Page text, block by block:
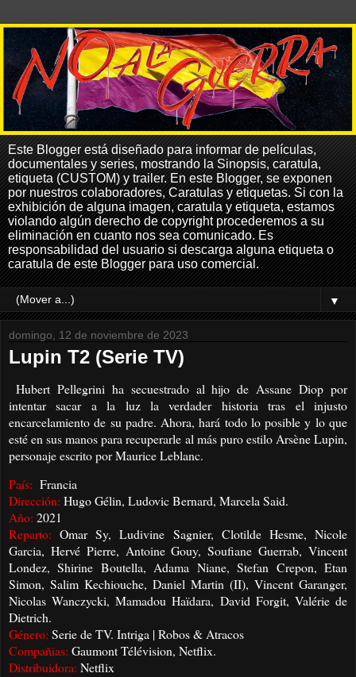
Este Blogger está diseñado para informar de películas,
documentales y series, mostrando la Sinopsis, caratula,
etiqueta (CUSTOM) y trailer. En este Blogger, se exponen
por nuestros colaboradores, Caratulas y etiquetas. Si con la
exhibición de alguna imagen, caratula y etiqueta, estamos
violando algún derecho de copyright procederemos a su
eliminación en cuanto nos sea comunicado. Es
responsabilidad del usuario si descarga alguna etiqueta o
caratula de este Blogger para uso comercial.
▼
domingo, 12 de noviembre de 2023
Lupin T2 (Serie TV)
Hubert Pellegrini ha secuestrado al hijo de Assane Diop por
intentar sacar a la luz la verdader historia tras el injusto
encarcelamiento de su padre. Ahora, hará todo lo posible y lo que
esté en sus manos para recuperarle al más puro estilo Arsène Lupin,
personaje escrito por Maurice Leblanc.
País: Francia
Dirección: Hugo Gélin, Ludovic Bernard, Marcela Said.
Año: 2021
Reparto: Omar Sy, Ludivine Sagnier, Clotilde Hesme, Nicole
Garcia, Hervé Pierre, Antoine Gouy, Soufiane Guerrab, Vincent
Londez, Shirine Boutella, Adama Niane, Stefan Crepon, Etan
Simon, Salim Kechiouche, Daniel Martin (II), Vincent Garanger,
Nicolas Wanczycki, Mamadou Haïdara, David Forgit, Valérie de
Dietrich.
Género: Serie de TV. Intriga | Robos & Atracos
Compañias: Gaumont Télévision, Netflix.
Distribuidora: Netflix